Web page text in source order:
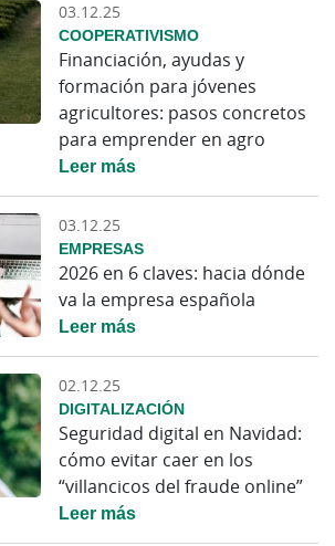
03.12.25
COOPERATIVISMO
Financiación, ayudas y
formación para jóvenes
agricultores: pasos concretos
para emprender en agro
Leer más
03.12.25
EMPRESAS
2026 en 6 claves: hacia dónde
va la empresa española
Leer más
02.12.25
DIGITALIZACIÓN
Seguridad digital en Navidad:
cómo evitar caer en los
“villancicos del fraude online”
Leer más